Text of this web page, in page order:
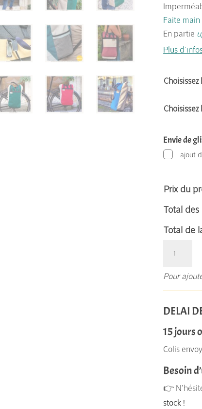
Faite main
En partie
Plus
Envie de
ajout
Prix du
Total
Total de
Suzanne,
une
sacoche
convertible
en
sac
à
main
Pour
DELAI
15 jours
Colis
Besoin
👉
stock !